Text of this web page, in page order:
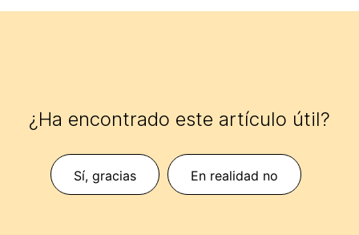
¿Ha encontrado este artículo útil?
Sí, gracias En realidad no